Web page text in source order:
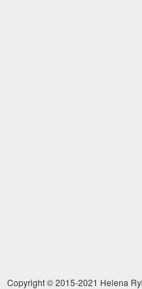
Copyright © 2015-2021 Helena